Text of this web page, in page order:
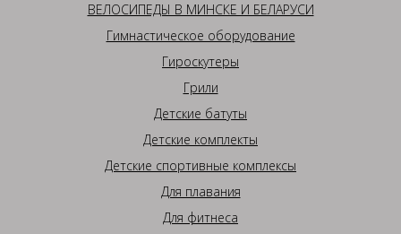
ВЕЛОСИПЕДЫ В МИНСКЕ И БЕЛАРУСИ
Гимнастическое оборудование
Гироскутеры
Грили
Детские батуты
Детские комплекты
Детские спортивные комплексы
Для плавания
Для фитнеса